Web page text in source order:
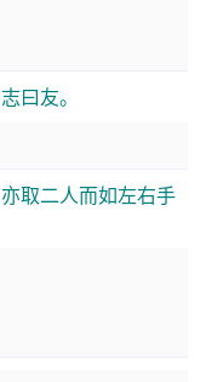
曰友。
取二人而如左右手